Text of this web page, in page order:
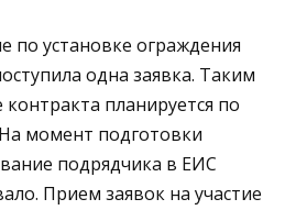
по установке ограждения
одна заявка. Таким
планируется по
момент подготовки
подрядчика в ЕИС
Прием заявок на участие